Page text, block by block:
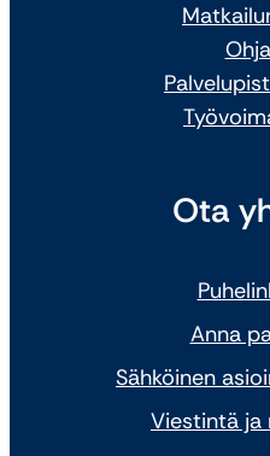
Ota
Anna
Sähköinen
Viestintä ja